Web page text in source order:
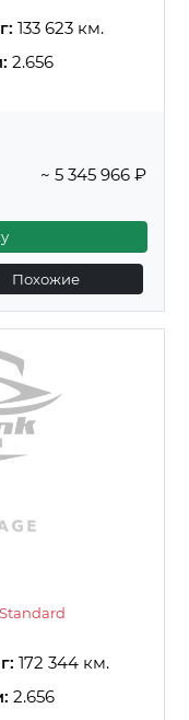
133 623 км.
2.656
~ 5 345 966 ₽
Похожие
172 344 км.
2.656